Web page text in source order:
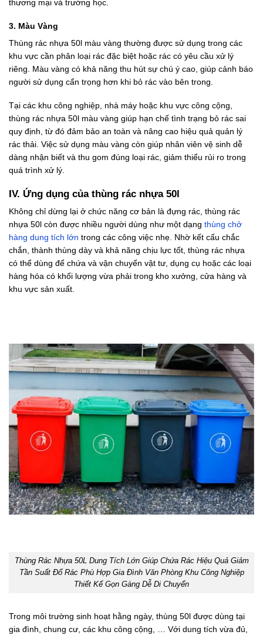
thương mại và trường học.
3. Màu Vàng
Thùng rác nhựa 50l màu vàng thường được sử dụng trong các
khu vực cần phân loại rác đặc biệt hoặc rác có yêu cầu xử lý
riêng. Màu vàng có khả năng thu hút sự chú ý cao, giúp cảnh báo
người sử dụng cẩn trọng hơn khi bỏ rác vào bên trong.
Tại các khu công nghiệp, nhà máy hoặc khu vực công cộng,
thùng rác nhựa 50l màu vàng giúp hạn chế tình trạng bỏ rác sai
quy định, từ đó đảm bảo an toàn và nâng cao hiệu quả quản lý
rác thải. Việc sử dụng màu vàng còn giúp nhân viên vệ sinh dễ
dàng nhận biết và thu gom đúng loại rác, giảm thiểu rủi ro trong
quá trình xử lý.
IV. Ứng dụng của thùng rác nhựa 50l
Không chỉ dừng lại ở chức năng cơ bản là đựng rác, thùng rác
nhựa 50l còn được nhiều người dùng như một dạng thùng chở
hàng dung tích lớn trong các công việc nhẹ. Nhờ kết cấu chắc
chắn, thành thùng dày và khả năng chịu lực tốt, thùng rác nhựa
có thể dùng để chứa và vận chuyển vật tư, dụng cụ hoặc các loại
hàng hóa có khối lượng vừa phải trong kho xưởng, cửa hàng và
khu vực sản xuất.
Thùng Rác Nhựa 50L Dung Tích Lớn Giúp Chứa Rác Hiệu Quả Giảm
Tần Suất Đổ Rác Phù Hợp Gia Đình Văn Phòng Khu Công Nghiệp
Thiết Kế Gọn Gàng Dễ Di Chuyển
Trong môi trường sinh hoạt hằng ngày, thùng 50l được dùng tại
gia đình, chung cư, các khu công cộng, … Với dung tích vừa đủ,